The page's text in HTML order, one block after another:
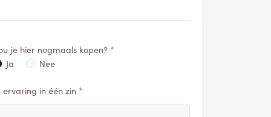
je hier nogmaals kopen? *
Ja
Nee
ervaring in één zin *